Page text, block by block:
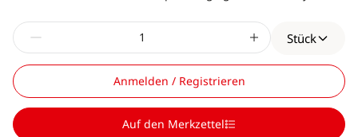
Stück
Anmelden / Registrieren
Auf den Merkzettel